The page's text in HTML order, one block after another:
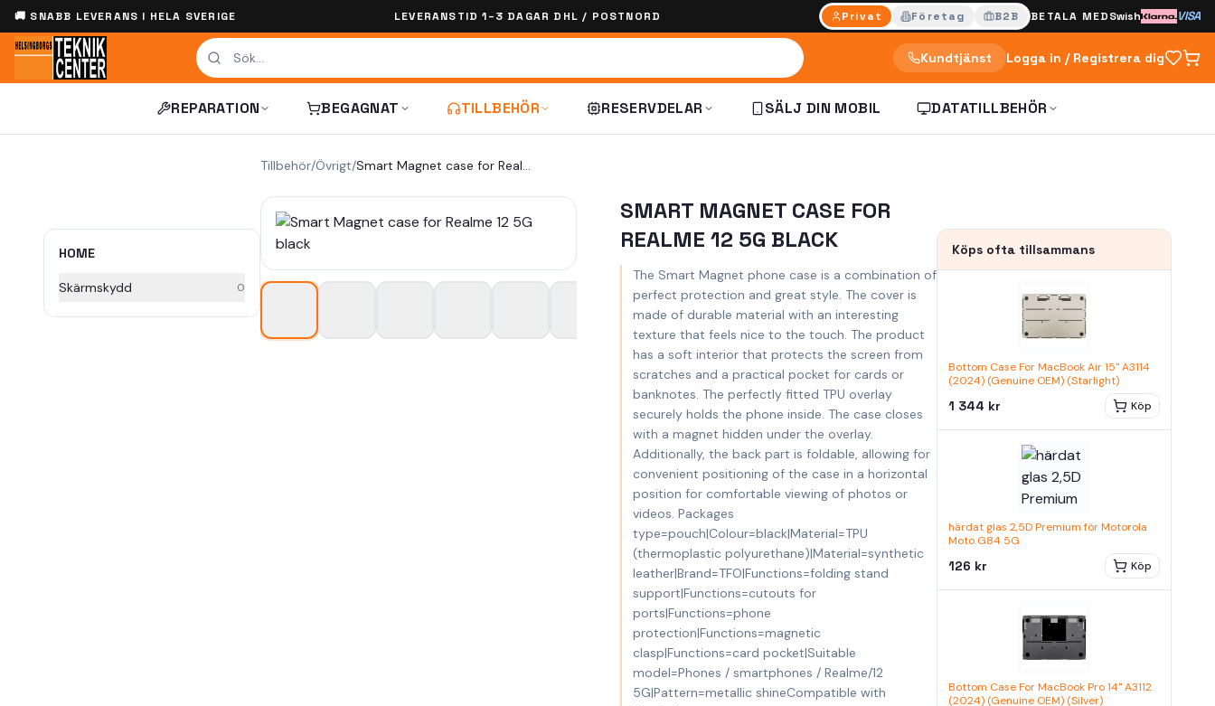
🚚 SNABB LEVERANS I HELA SVERIGE LEVERANSTID 1–3 DAGAR DHL / POSTNORD Privat Företag B2B BETALA MEDSwish VISA
Kundtjänst Logga in / Registrera dig
REPARATION BEGAGNAT TILLBEHÖR RESERVDELAR SÄLJ DIN MOBIL DATATILLBEHÖR
HOME
Skärmskydd 0
Tillbehör/Övrigt/ Smart Magnet case for Realme 12 5G black
SMART MAGNET CASE FOR
REALME 12 5G BLACK
The Smart Magnet phone case is a combination of
perfect protection and great style. The cover is
made of durable material with an interesting
texture that feels nice to the touch. The product
has a soft interior that protects the screen from
scratches and a practical pocket for cards or
banknotes. The perfectly fitted TPU overlay
securely holds the phone inside. The case closes
with a magnet hidden under the overlay.
Additionally, the back part is foldable, allowing for
convenient positioning of the case in a horizontal
position for comfortable viewing of photos or
videos. Packages
type=pouch|Colour=black|Material=TPU
(thermoplastic polyurethane)|Material=synthetic
leather|Brand=TFO|Functions=folding stand
support|Functions=cutouts for
ports|Functions=phone
protection|Functions=magnetic
clasp|Functions=card pocket|Suitable
model=Phones / smartphones / Realme/12
5G|Pattern=metallic shineCompatible with
Köps ofta tillsammans
Bottom Case For MacBook Air 15" A3114
(2024) (Genuine OEM) (Starlight)
1 344 kr Köp
härdat glas 2,5D Premium för Motorola
Moto G84 5G
126 kr Köp
Bottom Case For MacBook Pro 14" A3112
(2024) (Genuine OEM) (Silver)